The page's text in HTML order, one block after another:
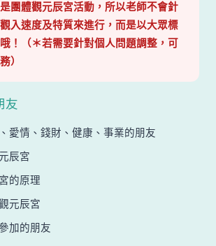
團體觀元辰宮活動，所以老師不會針
入速度及特質來進行，而是以大眾標
！（＊若需要針對個人問題調整，可
）
友
愛情、錢財、健康、事業的朋友
辰宮
的原理
元辰宮
加的朋友